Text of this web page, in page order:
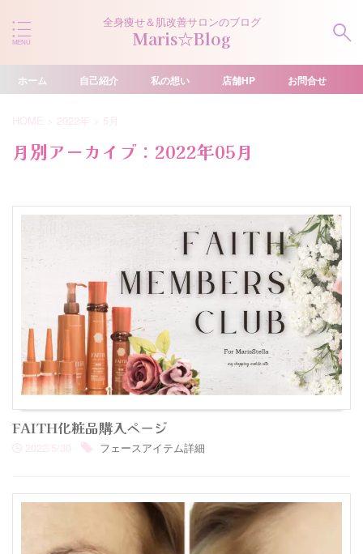
全身痩せ＆肌改善サロンのブログ
Maris☆Blog
ホーム 自己紹介 私の想い 店舗HP お問合せ
HOME > 2022年 > 5月
月別アーカイブ：2022年05月
FAITH化粧品購入ページ
2022/5/30 フェースアイテム詳細